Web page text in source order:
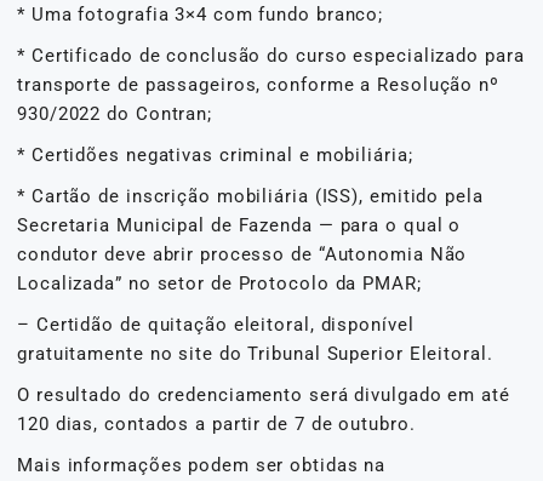
* Uma fotografia 3×4 com fundo branco;
* Certificado de conclusão do curso especializado para
transporte de passageiros, conforme a Resolução nº
930/2022 do Contran;
* Certidões negativas criminal e mobiliária;
* Cartão de inscrição mobiliária (ISS), emitido pela
Secretaria Municipal de Fazenda — para o qual o
condutor deve abrir processo de “Autonomia Não
Localizada” no setor de Protocolo da PMAR;
– Certidão de quitação eleitoral, disponível
gratuitamente no site do Tribunal Superior Eleitoral.
O resultado do credenciamento será divulgado em até
120 dias, contados a partir de 7 de outubro.
Mais informações podem ser obtidas na